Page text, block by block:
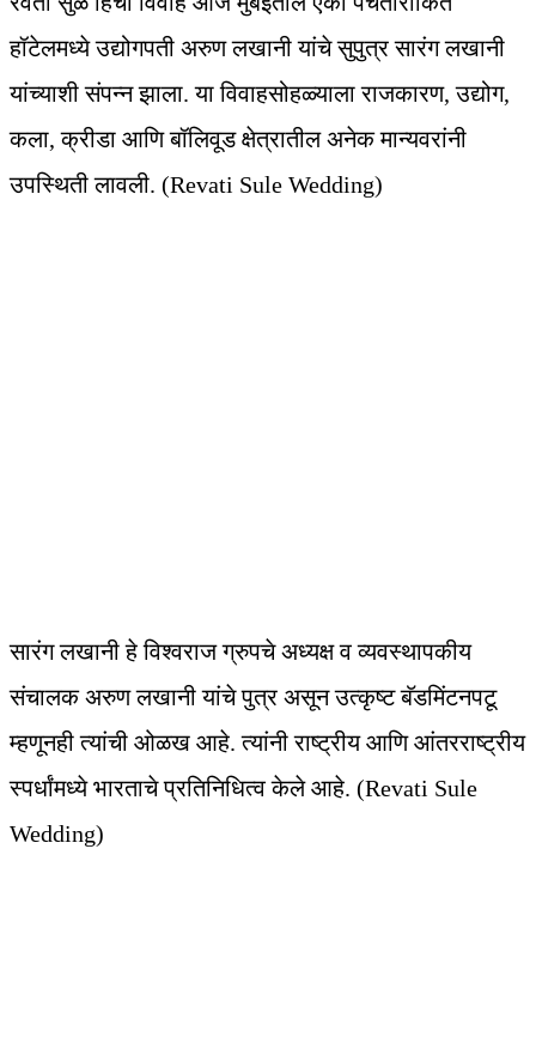
हॉटेलमध्ये उद्योगपती अरुण लखानी यांचे सुपुत्र सारंग लखानी
यांच्याशी संपन्न झाला. या विवाहसोहळ्याला राजकारण, उद्योग,
कला, क्रीडा आणि बॉलिवूड क्षेत्रातील अनेक मान्यवरांनी
उपस्थिती लावली. (Revati Sule Wedding)
सारंग लखानी हे विश्वराज ग्रुपचे अध्यक्ष व व्यवस्थापकीय
संचालक अरुण लखानी यांचे पुत्र असून उत्कृष्ट बॅडमिंटनपटू
म्हणूनही त्यांची ओळख आहे. त्यांनी राष्ट्रीय आणि आंतरराष्ट्रीय
स्पर्धांमध्ये भारताचे प्रतिनिधित्व केले आहे. (Revati Sule
Wedding)